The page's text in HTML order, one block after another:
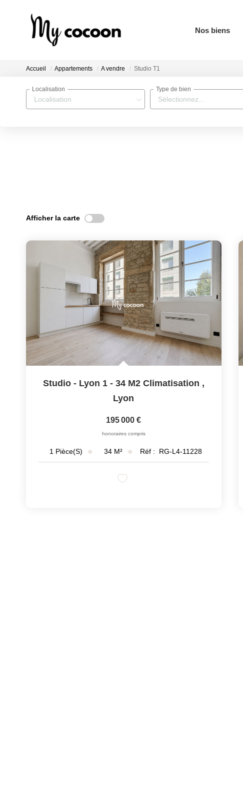
Nos biens
Accueil Appartements A vendre Studio T1
Localisation
Localisation
Sélectionnez...
Type de bien
Afficher la carte
Studio - Lyon 1 - 34 M2 Climatisation ,
Lyon
195 000 €
honoraires compris
1 Pièce(s) 34 M² Réf : RG-L4-11228